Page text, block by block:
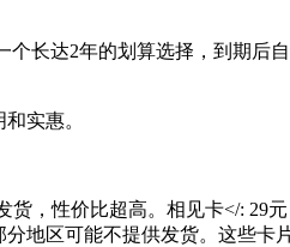
长达2年的划算选择，到期后
实惠。
，性价比超高。相见卡</: 29
地区可能不提供发货。这些卡